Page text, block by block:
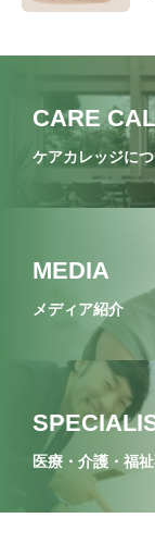
CARE
ケアカレッジに
MEDIA
メディア紹介
医療・介護・福